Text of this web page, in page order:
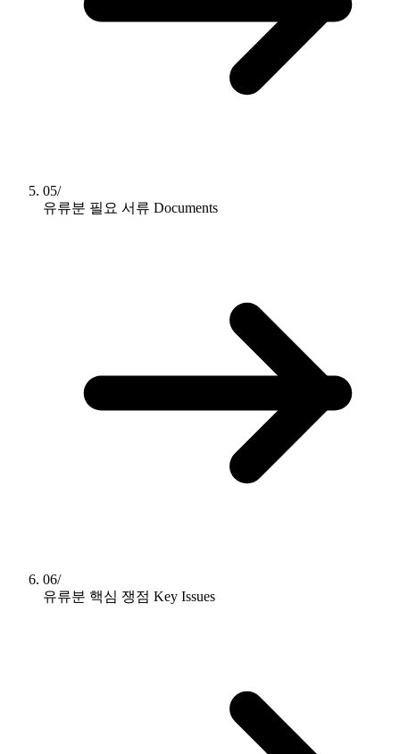
05/
유류분 필요 서류 Documents
06/
유류분 핵심 쟁점 Key Issues